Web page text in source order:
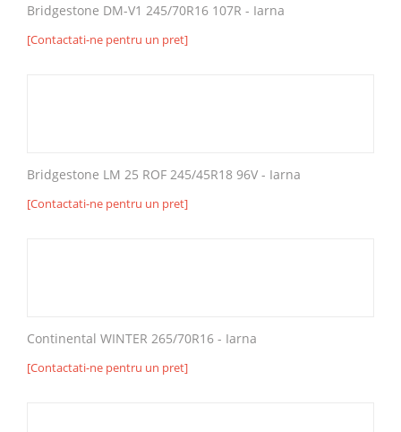
Bridgestone DM-V1 245/70R16 107R - Iarna
[Contactati-ne pentru un pret]
Bridgestone LM 25 ROF 245/45R18 96V - Iarna
[Contactati-ne pentru un pret]
Continental WINTER 265/70R16 - Iarna
[Contactati-ne pentru un pret]